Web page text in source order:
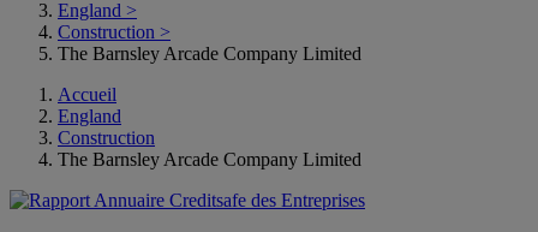
England >
Construction >
The Barnsley Arcade Company Limited
Accueil
England
Construction
The Barnsley Arcade Company Limited